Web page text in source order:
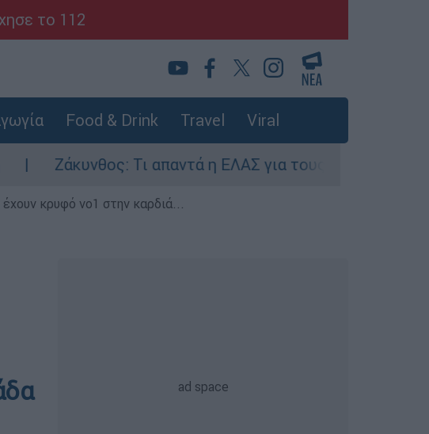
το 112
Food & Drink Travel Viral
Τι απαντά η ΕΛΑΣ για τους 8 βιασμούς
κρυφό νο1 στην καρδιά...